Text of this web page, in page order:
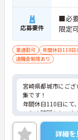
応募要件
■必
限定可
車通勤可 年間休日110日
退職金制度あり
宮崎県都城市にご
集です！
年間休日110日にて
ートの時間もしっ
ご興味のある方は
せください。詳細を